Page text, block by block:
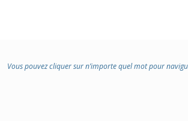
Vous pouvez cliquer sur n’importe quel mot pour